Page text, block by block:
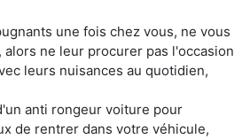
une fois chez vous, ne vous
alors ne leur procurer pas l'occasion
leurs nuisances au quotidien,
anti rongeur voiture pour
de rentrer dans votre véhicule,